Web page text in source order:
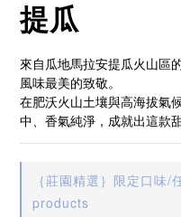
提瓜
來自瓜地馬拉安提瓜火山區
風味最美的致敬。
在肥沃火山土壤與高海拔氣
中、香氣純淨，成就出這款
｛莊園精選｝限定口
products